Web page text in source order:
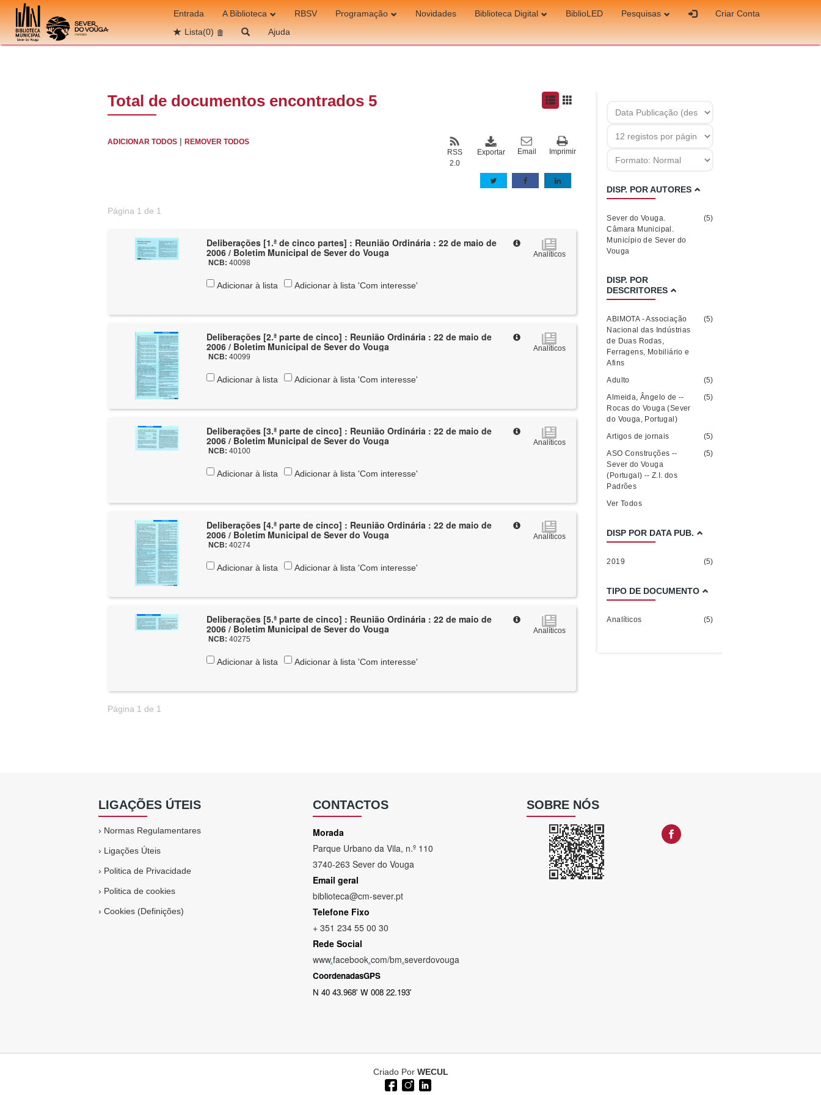
Ir para o conteúdo
Entrada A Biblioteca RBSV Programação Novidades Biblioteca Digital BiblioLED Pesquisas
Criar Conta
Lista(0) Ajuda
Total de documentos encontrados 5
ADICIONAR TODOS |REMOVER TODOS
Imprimir
Email
Exportar
RSS
2.0
Página 1 de 1
Deliberações [1.ª de cinco partes] : Reunião Ordinária : 22 de maio de
2006 / Boletim Municipal de Sever do Vouga
NCB:40098
Analíticos
Adicionar à lista Adicionar à lista 'Com interesse'
Deliberações [2.ª parte de cinco] : Reunião Ordinária : 22 de maio de
2006 / Boletim Municipal de Sever do Vouga
NCB:40099
Analíticos
Adicionar à lista Adicionar à lista 'Com interesse'
Deliberações [3.ª parte de cinco] : Reunião Ordinária : 22 de maio de
2006 / Boletim Municipal de Sever do Vouga
NCB:40100
Analíticos
Adicionar à lista Adicionar à lista 'Com interesse'
Deliberações [4.ª parte de cinco] : Reunião Ordinária : 22 de maio de
2006 / Boletim Municipal de Sever do Vouga
NCB:40274
Analíticos
Adicionar à lista Adicionar à lista 'Com interesse'
Deliberações [5.ª parte de cinco] : Reunião Ordinária : 22 de maio de
2006 / Boletim Municipal de Sever do Vouga
NCB:40275
Analíticos
Adicionar à lista Adicionar à lista 'Com interesse'
Página 1 de 1
DISP. POR AUTORES
Sever do Vouga.
Câmara Municipal.
Município de Sever do
Vouga
(5)
DISP. POR
DESCRITORES
ABIMOTA - Associação
Nacional das Indústrias
de Duas Rodas,
Ferragens, Mobiliário e
Afins
(5)
Adulto
(5)
Almeida, Ângelo de --
Rocas do Vouga (Sever
do Vouga, Portugal)
(5)
Artigos de jornais
(5)
ASO Construções --
Sever do Vouga
(Portugal) -- Z.I. dos
Padrões
(5)
Ver Todos
DISP POR DATA PUB.
2019 (5)
TIPO DE DOCUMENTO
Analíticos (5)
LIGAÇÕES ÚTEIS
› Normas Regulamentares
› Ligações Úteis
› Politica de Privacidade
› Politica de cookies
›Cookies (Definições)
CONTACTOS
Morada
Parque Urbano da Vila, n.º 110
3740-263 Sever do Vouga
Email geral
biblioteca@cm-sever.pt
Telefone Fixo
+ 351 234 55 00 30
Rede Social
www.facebook.com/bm.severdovouga
CoordenadasGPS
N 40 43.968' W 008 22.193'
SOBRE NÓS
Criado Por WECUL